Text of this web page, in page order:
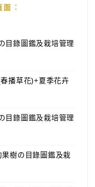
︰
目錄圖鑑及栽培管理
播草花)+夏季花卉
目錄圖鑑及栽培管理
樹の目錄圖鑑及栽